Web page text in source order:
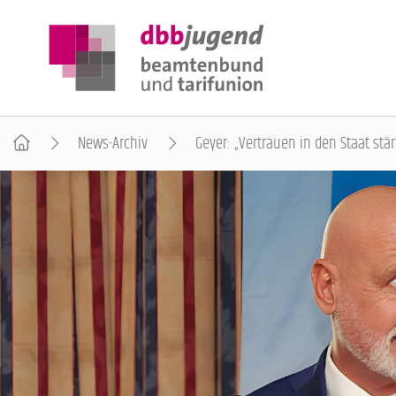
ÜBER DIE DBB JUGEND
POSITIONEN
AUSBILDUNGSINFORMATIONEN
INTERNATIONALES
News-Archiv Geyer: „Vertrauen in den Staat